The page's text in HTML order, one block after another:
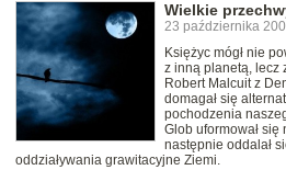
Wielkie
23 października
Księżyc mógł nie
z inną planetą, lecz
Robert Malcuit z
domagał się
pochodzenia
Glob uformował
następnie oddalał
oddziaływania grawitacyjne Ziemi.